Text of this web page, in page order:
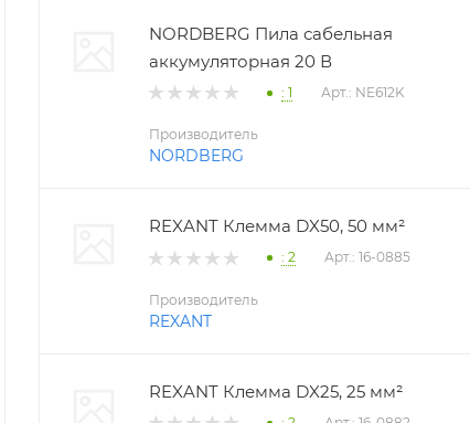
NORDBERG Пила сабельная
аккумуляторная 20 В
: 1 Арт.: NE612K
Производитель
NORDBERG
REXANT Клемма DX50, 50 мм²
: 2 Арт.: 16-0885
Производитель
REXANT
REXANT Клемма DX25, 25 мм²